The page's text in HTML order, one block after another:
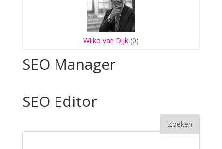
Wilko van Dijk(0)
SEO Manager
SEO Editor